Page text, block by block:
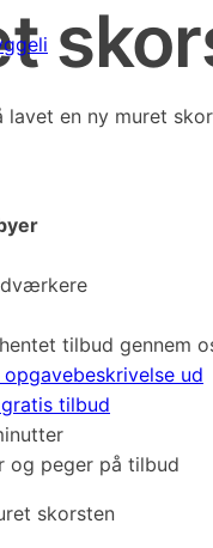
lavet en ny muret
tilbud gennem
ud
tilbud
skorsten